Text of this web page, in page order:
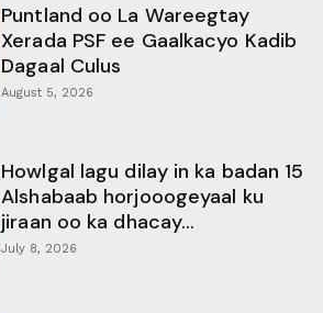
Puntland oo La Wareegtay
Xerada PSF ee Gaalkacyo Kadib
Dagaal Culus
August 5, 2026
Howlgal lagu dilay in ka badan 15
Alshabaab horjooogeyaal ku
jiraan oo ka dhacay...
July 8, 2026